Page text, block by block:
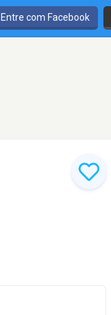
Entre com Facebook